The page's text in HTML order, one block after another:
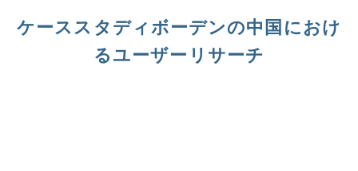
ケーススタディボーデンの中国におけ
るユーザーリサーチ